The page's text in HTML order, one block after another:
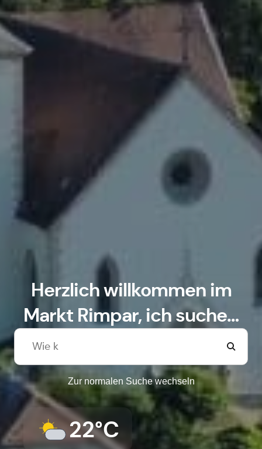
Herzlich willkommen im
Markt Rimpar, ich suche…
Zur normalen Suche wechseln
22°C